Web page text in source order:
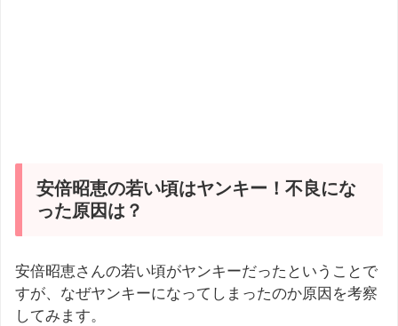
安倍昭恵の若い頃はヤンキー！不良にな
った原因は？
安倍昭恵さんの若い頃がヤンキーだったということで
すが、なぜヤンキーになってしまったのか原因を考察
してみます。